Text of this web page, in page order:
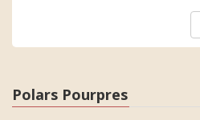
Polars Pourpres